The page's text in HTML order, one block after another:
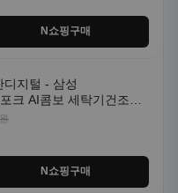
N쇼핑구매
디지털 - 삼성
크 AI콤보 세탁기건조기
급
N쇼핑구매